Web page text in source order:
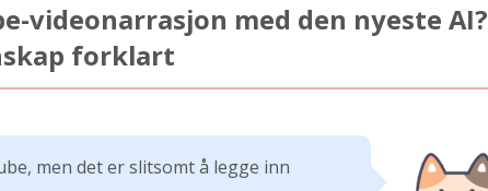
videonarrasjon med den nyeste AI?
forklart
men det er slitsomt å legge inn